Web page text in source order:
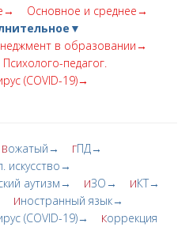
Основное и среднее→
в образовании→
Психолого-педагог.
(COVID-19)→
Вожатый→ ГПД→
искусство→
аутизм→ ИЗО→ ИКТ→
Иностранный язык→
(COVID-19)→ Коррекция